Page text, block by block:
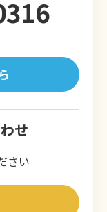
せ
さい